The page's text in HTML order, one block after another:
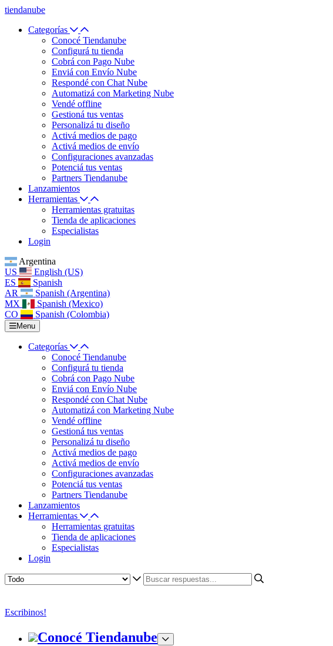
tiendanube
Categorías
Conocé Tiendanube
Configurá tu tienda
Cobrá con Pago Nube
Enviá con Envío Nube
Respondé con Chat Nube
Automatizá con Marketing Nube
Vendé offline
Gestioná tus ventas
Personalizá tu diseño
Activá medios de pago
Activá medios de envío
Configuraciones avanzadas
Potenciá tus ventas
Partners Tiendanube
Lanzamientos
Herramientas
Herramientas gratuitas
Tienda de aplicaciones
Especialistas
Login
Argentina
US
English (US)
ES
Spanish
AR
Spanish (Argentina)
MX
Spanish (Mexico)
CO
Spanish (Colombia)
Menu
Categorías
Conocé Tiendanube
Configurá tu tienda
Cobrá con Pago Nube
Enviá con Envío Nube
Respondé con Chat Nube
Automatizá con Marketing Nube
Vendé offline
Gestioná tus ventas
Personalizá tu diseño
Activá medios de pago
Activá medios de envío
Configuraciones avanzadas
Potenciá tus ventas
Partners Tiendanube
Lanzamientos
Herramientas
Herramientas gratuitas
Tienda de aplicaciones
Especialistas
Login
Escribinos!
Conocé Tiendanube